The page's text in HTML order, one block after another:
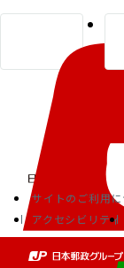
サイトのご利用
アクセシビリティ